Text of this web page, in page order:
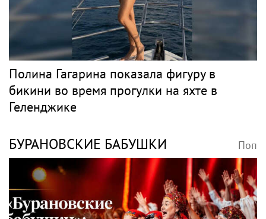
Полина Гагарина показала фигуру в
бикини во время прогулки на яхте в
Геленджике
БУРАНОВСКИЕ БАБУШКИ Поп